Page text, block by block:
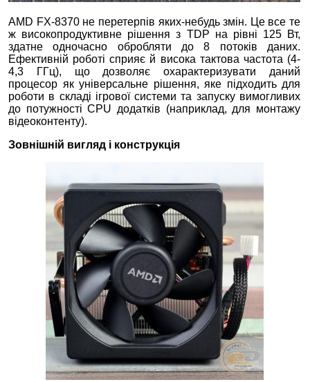
AMD FX-8370 не перетерпів яких-небудь змін. Це все те
ж високопродуктивне рішення з TDP на рівні 125 Вт,
здатне одночасно обробляти до 8 потоків даних.
Ефективній роботі сприяє й висока тактова частота (4-
4,3 ГГц), що дозволяє охарактеризувати даний
процесор як універсальне рішення, яке підходить для
роботи в складі ігрової системи та запуску вимогливих
до потужності CPU додатків (наприклад, для монтажу
відеоконтенту).
Зовнішній вигляд і конструкція